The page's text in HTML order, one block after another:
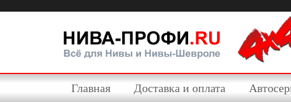
Главная Доставка и оплата